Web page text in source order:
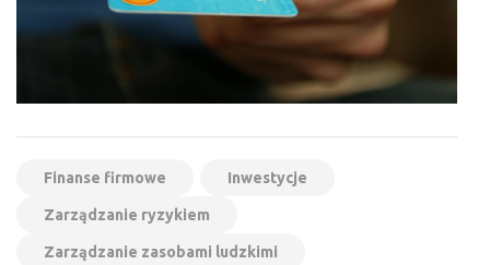
Finanse firmowe Inwestycje
Zarządzanie ryzykiem
Zarządzanie zasobami ludzkimi